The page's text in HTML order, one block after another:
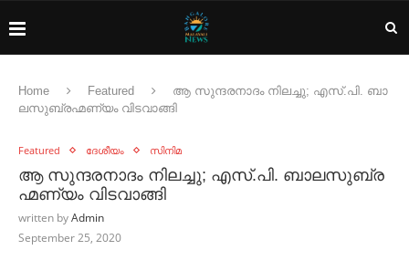
Home Featured
ആ ​സു​ന്ദ​ര​നാ​ദം നി​ല​ച്ചു; എ​സ്.​പി. ബാ​
ല​സു​ബ്ര​ഹ്മ​ണ്യം വി​ട​വാ​ങ്ങി
Featured ദേശീയം സിനിമ
ആ ​സു​ന്ദ​ര​നാ​ദം നി​ല​ച്ചു; എ​സ്.​പി. ബാ​ല​സു​ബ്ര​
ഹ്മ​ണ്യം വി​ട​വാ​ങ്ങി
written byAdmin
September 25, 2020